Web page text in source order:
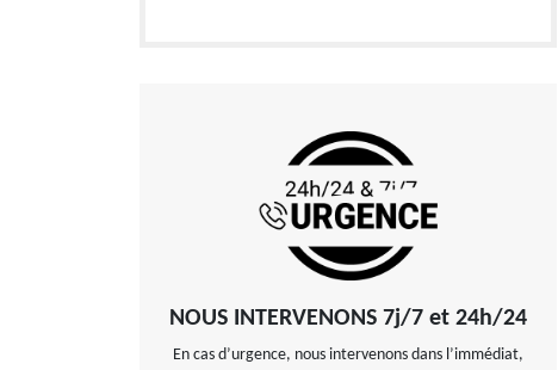
NOUS INTERVENONS 7j/7 et 24h/24
En cas d’urgence, nous intervenons dans l’immédiat,